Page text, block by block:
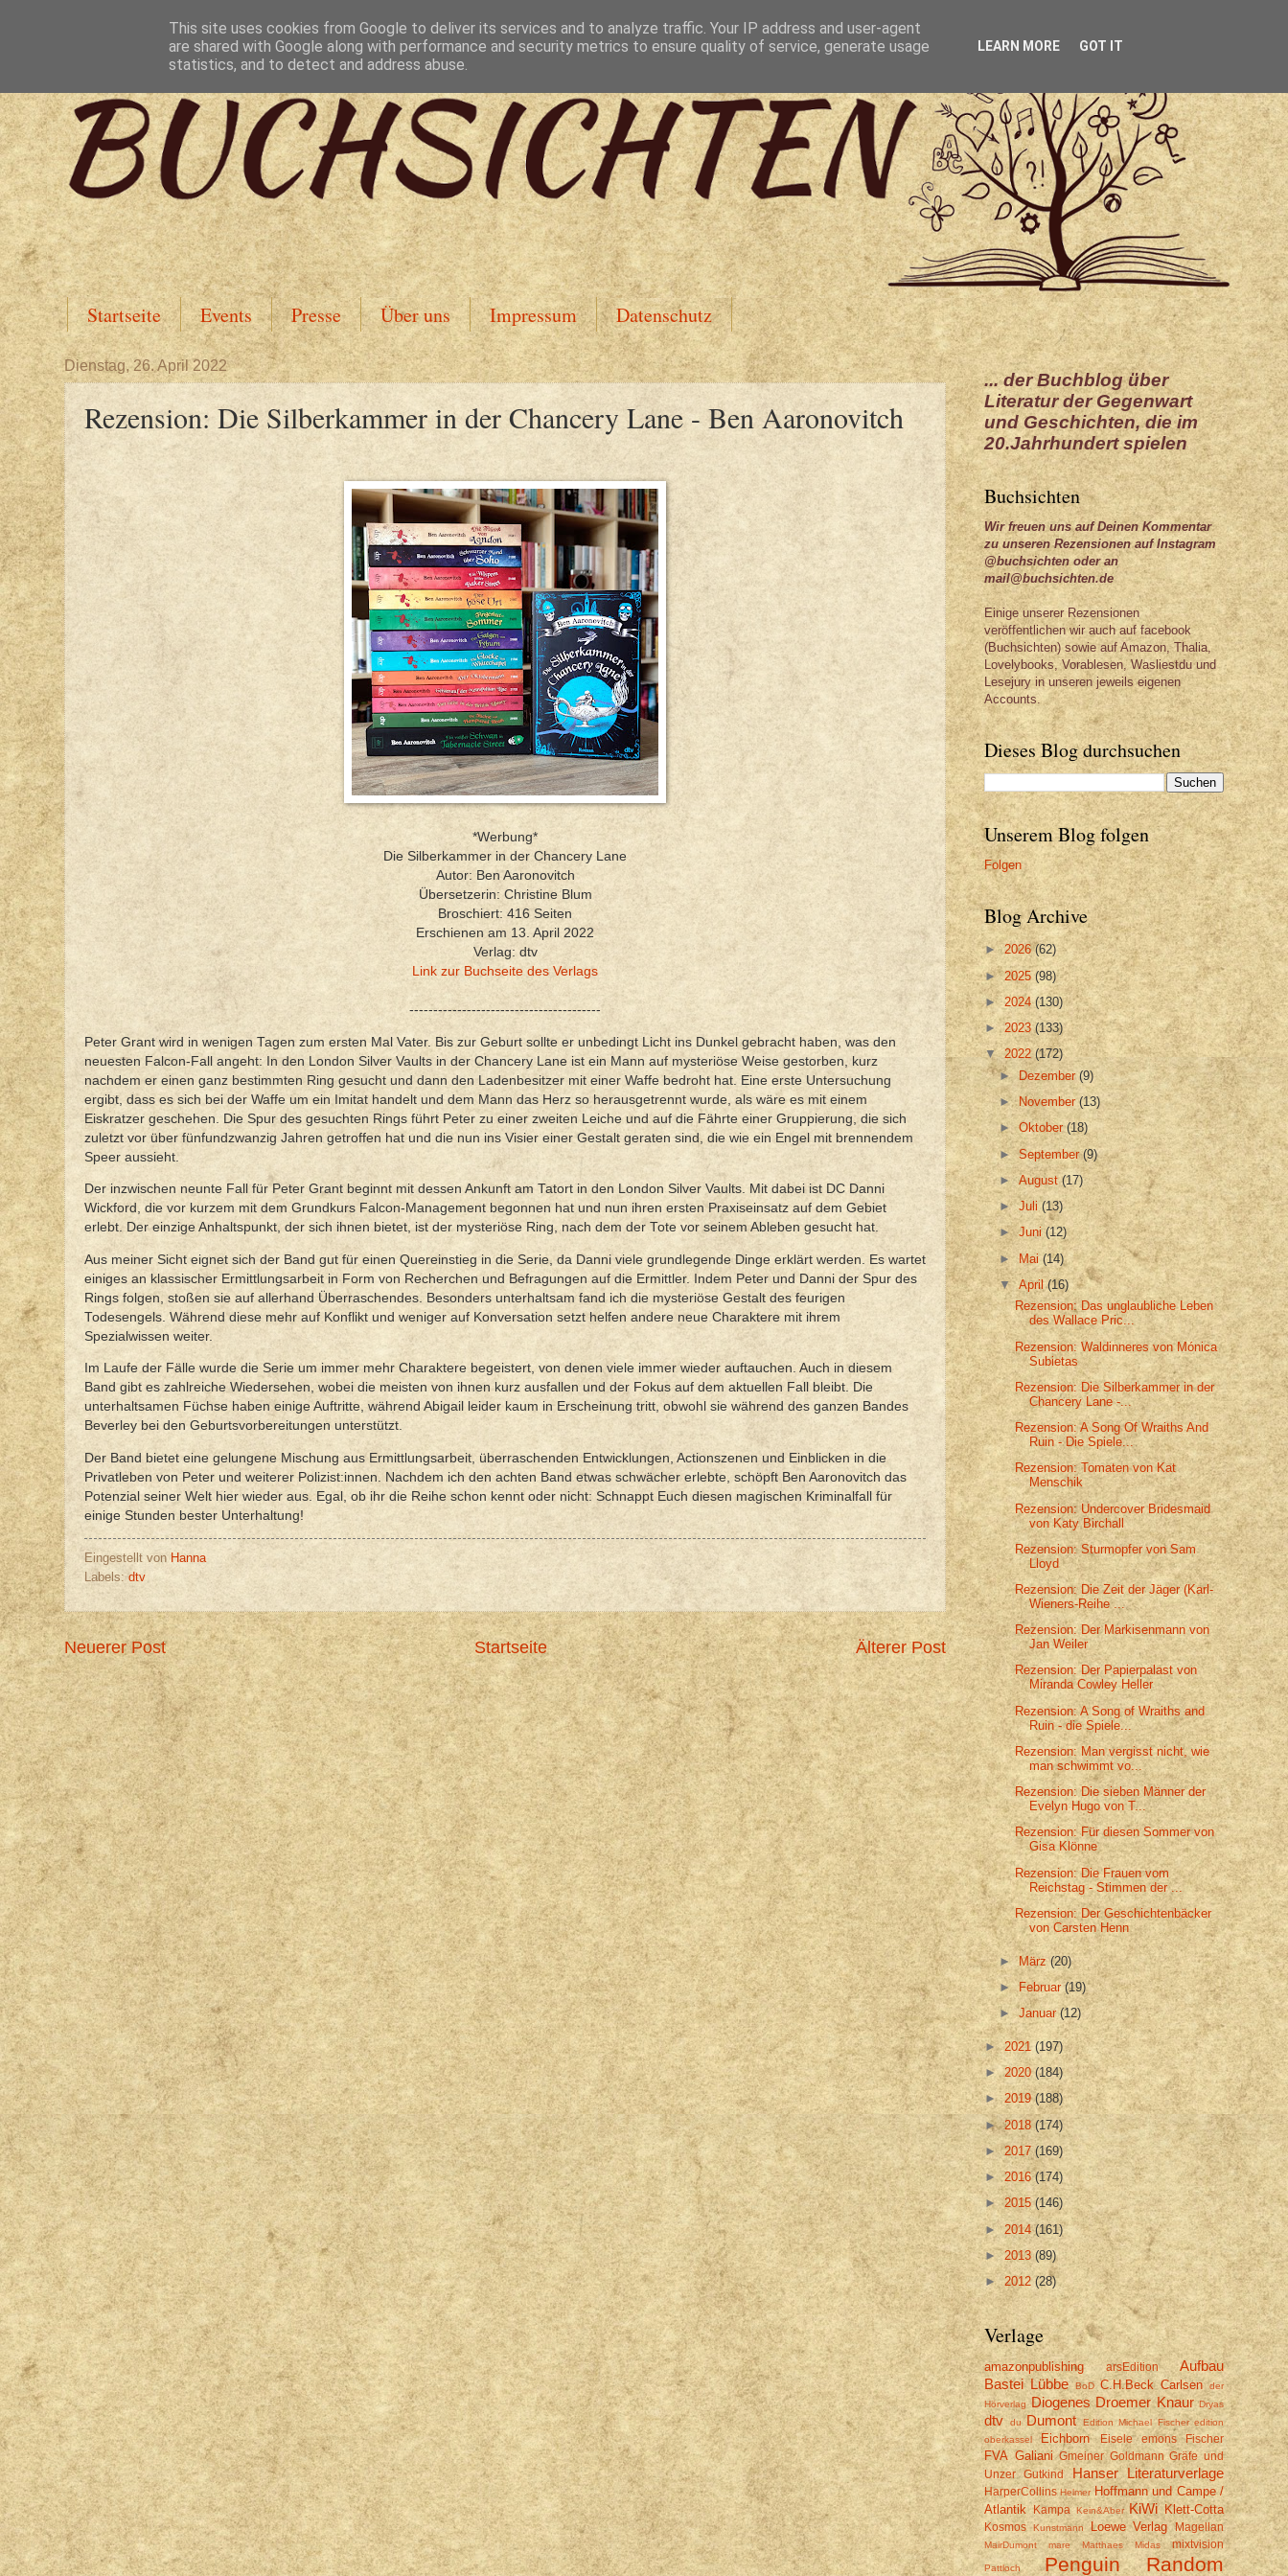
Startseite Events Presse Über uns Impressum Datenschutz
Dienstag, 26. April 2022
Rezension: Die Silberkammer in der Chancery Lane - Ben Aaronovitch
*Werbung*
Die Silberkammer in der Chancery Lane
Autor: Ben Aaronovitch
Übersetzerin: Christine Blum
Broschiert: 416 Seiten
Erschienen am 13. April 2022
Verlag: dtv
Link zur Buchseite des Verlags
----------------------------------------
Peter Grant wird in wenigen Tagen zum ersten Mal Vater. Bis zur Geburt sollte er unbedingt Licht ins Dunkel gebracht haben, was den
neuesten Falcon-Fall angeht: In den London Silver Vaults in der Chancery Lane ist ein Mann auf mysteriöse Weise gestorben, kurz
nachdem er einen ganz bestimmten Ring gesucht und dann den Ladenbesitzer mit einer Waffe bedroht hat. Eine erste Untersuchung
ergibt, dass es sich bei der Waffe um ein Imitat handelt und dem Mann das Herz so herausgetrennt wurde, als wäre es mit einem
Eiskratzer geschehen. Die Spur des gesuchten Rings führt Peter zu einer zweiten Leiche und auf die Fährte einer Gruppierung, die sich
zuletzt vor über fünfundzwanzig Jahren getroffen hat und die nun ins Visier einer Gestalt geraten sind, die wie ein Engel mit brennendem
Speer aussieht.
Der inzwischen neunte Fall für Peter Grant beginnt mit dessen Ankunft am Tatort in den London Silver Vaults. Mit dabei ist DC Danni
Wickford, die vor kurzem mit dem Grundkurs Falcon-Management begonnen hat und nun ihren ersten Praxiseinsatz auf dem Gebiet
erlebt. Der einzige Anhaltspunkt, der sich ihnen bietet, ist der mysteriöse Ring, nach dem der Tote vor seinem Ableben gesucht hat.
Aus meiner Sicht eignet sich der Band gut für einen Quereinstieg in die Serie, da Danni viele grundlegende Dinge erklärt werden. Es wartet
einiges an klassischer Ermittlungsarbeit in Form von Recherchen und Befragungen auf die Ermittler. Indem Peter und Danni der Spur des
Rings folgen, stoßen sie auf allerhand Überraschendes. Besonders unterhaltsam fand ich die mysteriöse Gestalt des feurigen
Todesengels. Während diese mehr auf Konflikt und weniger auf Konversation setzt helfen andere neue Charaktere mit ihrem
Spezialwissen weiter.
Im Laufe der Fälle wurde die Serie um immer mehr Charaktere begeistert, von denen viele immer wieder auftauchen. Auch in diesem
Band gibt es zahlreiche Wiedersehen, wobei die meisten von ihnen kurz ausfallen und der Fokus auf dem aktuellen Fall bleibt. Die
unterhaltsamen Füchse haben einige Auftritte, während Abigail leider kaum in Erscheinung tritt, obwohl sie während des ganzen Bandes
Beverley bei den Geburtsvorbereitungen unterstützt.
Der Band bietet eine gelungene Mischung aus Ermittlungsarbeit, überraschenden Entwicklungen, Actionszenen und Einblicken in die
Privatleben von Peter und weiterer Polizist:innen. Nachdem ich den achten Band etwas schwächer erlebte, schöpft Ben Aaronovitch das
Potenzial seiner Welt hier wieder aus. Egal, ob ihr die Reihe schon kennt oder nicht: Schnappt Euch diesen magischen Kriminalfall für
einige Stunden bester Unterhaltung!
Eingestellt von Hanna
Labels:dtv
Neuerer Post Älterer Post
Startseite
... der Buchblog über
Literatur der Gegenwart
und Geschichten, die im
20.Jahrhundert spielen
Buchsichten
Wir freuen uns auf Deinen Kommentar
zu unseren Rezensionen auf Instagram
@buchsichten oder an
mail@buchsichten.de
Einige unserer Rezensionen
veröffentlichen wir auch auf facebook
(Buchsichten) sowie auf Amazon, Thalia,
Lovelybooks, Vorablesen, Wasliestdu und
Lesejury in unseren jeweils eigenen
Accounts.
Dieses Blog durchsuchen
Unserem Blog folgen
Folgen
Blog Archive
►2026(62)
►2025(98)
►2024(130)
►2023(133)
▼2022 (172)
►Dezember(9)
► November(13)
►Oktober(18)
►September(9)
►August(17)
►Juli(13)
►Juni(12)
► Mai(14)
▼April(16)
Rezension: Das unglaubliche Leben
des Wallace Pric...
Rezension: Waldinneres von Mónica
Subietas
Rezension: Die Silberkammer in der
Chancery Lane -...
Rezension: A Song Of Wraiths And
Ruin - Die Spiele...
Rezension: Tomaten von Kat
Menschik
Rezension: Undercover Bridesmaid
von Katy Birchall
Rezension: Sturmopfer von Sam
Lloyd
Rezension: Die Zeit der Jäger (Karl-
Wieners-Reihe ...
Rezension: Der Markisenmann von
Jan Weiler
Rezension: Der Papierpalast von
Miranda Cowley Heller
Rezension: A Song of Wraiths and
Ruin - die Spiele...
Rezension: Man vergisst nicht, wie
man schwimmt vo...
Rezension: Die sieben Männer der
Evelyn Hugo von T...
Rezension: Für diesen Sommer von
Gisa Klönne
Rezension: Die Frauen vom
Reichstag - Stimmen der ...
Rezension: Der Geschichtenbäcker
von Carsten Henn
►März(20)
► Februar(19)
►Januar(12)
►2021 (197)
►2020(184)
►2019(188)
►2018 (174)
►2017(169)
►2016(174)
►2015(146)
► 2014(161)
►2013(89)
►2012(28)
Verlage
amazonpublishing arsEdition
Aufbau
Bastei Lübbe
BoD C.H.Beck Carlsen
der
Hörverlag Diogenes Droemer Knaur Dryas
dtv du Dumont Edition Michael Fischer edition
oberkassel
Eichborn Eisele emons Fischer
FVA Galiani Gmeiner Goldmann Gräfe und
Unzer
Gutkind Hanser Literaturverlage
HarperCollins Helmer Hoffmann und Campe /
Atlantik
Kampa Kein&Aber KiWi Klett-Cotta
Kosmos Kunstmann Loewe Verlag Magellan
MairDumont mare Matthaes Midas mixtvision
Pattloch
Penguin Random
This site uses cookies from Google to deliver its services and to analyze traffic. Your IP address and user-agent
are shared with Google along with performance and security metrics to ensure quality of service, generate usage
statistics, and to detect and address abuse.
LEARN MORE GOT IT